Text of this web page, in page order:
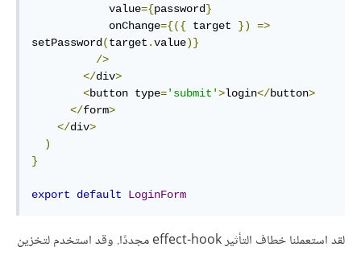
            value
={password}
            onChange
={({ target })
=>
setPassword (target .value)}
/>
</div>
<button type='submit'>login</button>
</form>
</div>
)
}
export default LoginForm
لقد استعملنا خطاف التأثير effect-hook مجددًا. وقد استخدم لتخزين